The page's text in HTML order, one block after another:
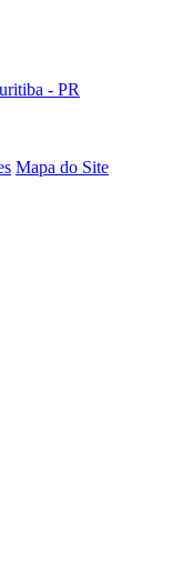
- PR
Mapa do Site